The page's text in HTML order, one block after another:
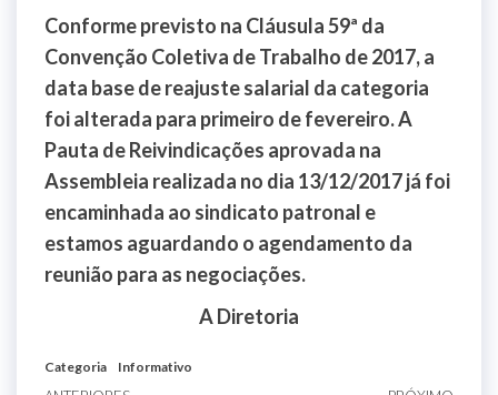
Conforme previsto na Cláusula 59ª da
Convenção Coletiva de Trabalho de 2017, a
data base de reajuste salarial da categoria
foi alterada para primeiro de fevereiro. A
Pauta de Reivindicações aprovada na
Assembleia realizada no dia 13/12/2017 já foi
encaminhada ao sindicato patronal e
estamos aguardando o agendamento da
reunião para as negociações.
A Diretoria
Categoria Informativo